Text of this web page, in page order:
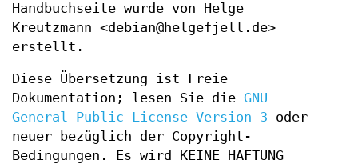
Handbuchseite wurde von Helge
Kreutzmann <debian@helgefjell.de>
erstellt.
Diese Übersetzung ist Freie
Dokumentation; lesen Sie die GNU
General Public License Version 3 oder
neuer bezüglich der Copyright-
Bedingungen. Es wird KEINE HAFTUNG